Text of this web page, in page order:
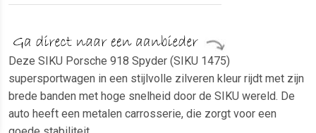
Deze SIKU Porsche 918 Spyder (SIKU 1475)
supersportwagen in een stijlvolle zilveren kleur rijdt met zijn
brede banden met hoge snelheid door de SIKU wereld. De
auto heeft een metalen carrosserie, die zorgt voor een